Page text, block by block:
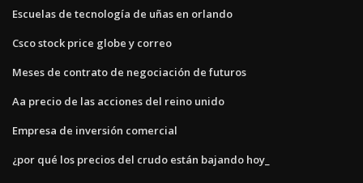
Escuelas de tecnología de uñas en orlando
Csco stock price globe y correo
Meses de contrato de negociación de futuros
Aa precio de las acciones del reino unido
Empresa de inversión comercial
¿por qué los precios del crudo están bajando hoy_